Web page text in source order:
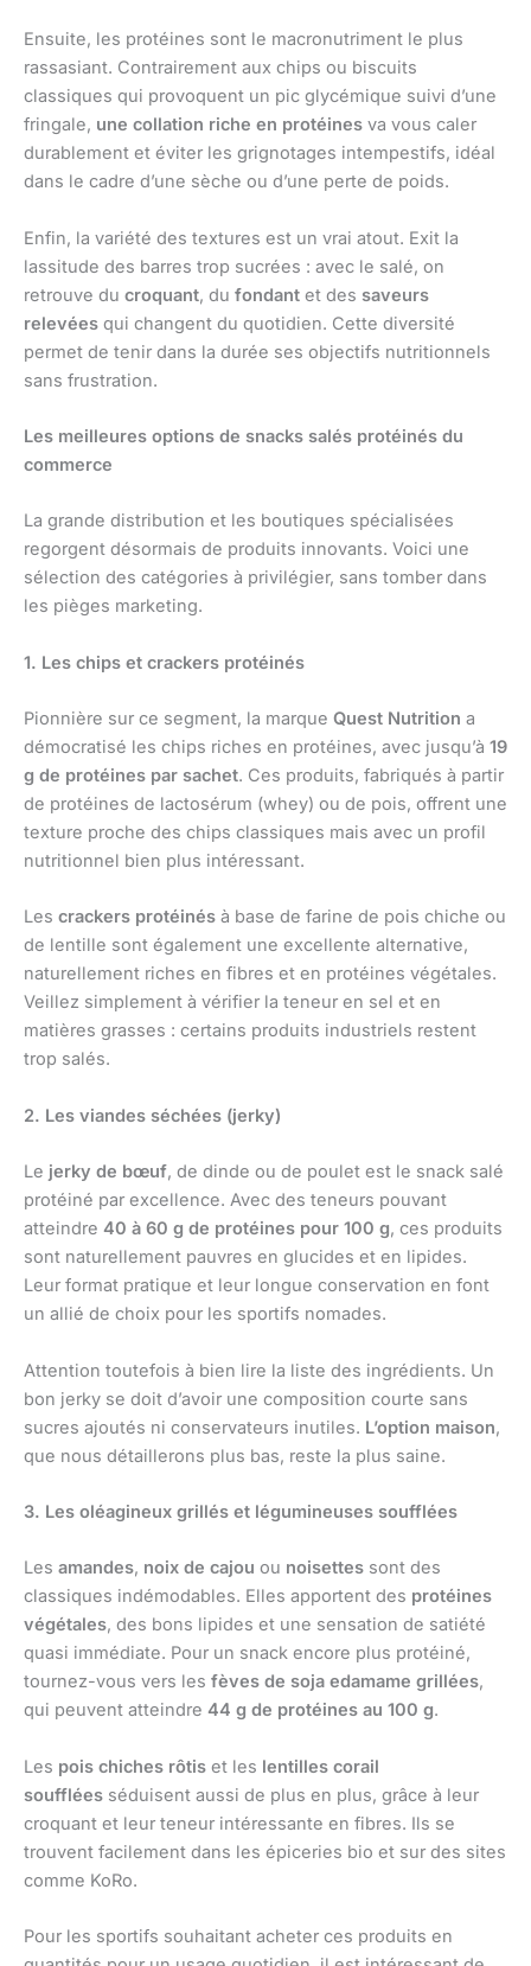
Ensuite, les protéines sont le macronutriment le plus
rassasiant. Contrairement aux chips ou biscuits
classiques qui provoquent un pic glycémique suivi d’une
fringale, une collation riche en protéines va vous caler
durablement et éviter les grignotages intempestifs, idéal
dans le cadre d’une sèche ou d’une perte de poids.
Enfin, la variété des textures est un vrai atout. Exit la
lassitude des barres trop sucrées : avec le salé, on
retrouve du croquant, du fondant et des saveurs
relevées qui changent du quotidien. Cette diversité
permet de tenir dans la durée ses objectifs nutritionnels
sans frustration.
Les meilleures options de snacks salés protéinés du
commerce
La grande distribution et les boutiques spécialisées
regorgent désormais de produits innovants. Voici une
sélection des catégories à privilégier, sans tomber dans
les pièges marketing.
1. Les chips et crackers protéinés
Pionnière sur ce segment, la marque Quest Nutrition a
démocratisé les chips riches en protéines, avec jusqu’à 19
g de protéines par sachet. Ces produits, fabriqués à partir
de protéines de lactosérum (whey) ou de pois, offrent une
texture proche des chips classiques mais avec un profil
nutritionnel bien plus intéressant.
Les crackers protéinés à base de farine de pois chiche ou
de lentille sont également une excellente alternative,
naturellement riches en fibres et en protéines végétales.
Veillez simplement à vérifier la teneur en sel et en
matières grasses : certains produits industriels restent
trop salés.
2. Les viandes séchées (jerky)
Le jerky de bœuf, de dinde ou de poulet est le snack salé
protéiné par excellence. Avec des teneurs pouvant
atteindre 40 à 60 g de protéines pour 100 g, ces produits
sont naturellement pauvres en glucides et en lipides.
Leur format pratique et leur longue conservation en font
un allié de choix pour les sportifs nomades.
Attention toutefois à bien lire la liste des ingrédients. Un
bon jerky se doit d’avoir une composition courte sans
sucres ajoutés ni conservateurs inutiles. L’option maison,
que nous détaillerons plus bas, reste la plus saine.
3. Les oléagineux grillés et légumineuses soufflées
Les amandes, noix de cajou ou noisettes sont des
classiques indémodables. Elles apportent des protéines
végétales, des bons lipides et une sensation de satiété
quasi immédiate. Pour un snack encore plus protéiné,
tournez-vous vers les fèves de soja edamame grillées,
qui peuvent atteindre 44 g de protéines au 100 g.
Les pois chiches rôtis et les lentilles corail
soufflées séduisent aussi de plus en plus, grâce à leur
croquant et leur teneur intéressante en fibres. Ils se
trouvent facilement dans les épiceries bio et sur des sites
comme KoRo.
Pour les sportifs souhaitant acheter ces produits en